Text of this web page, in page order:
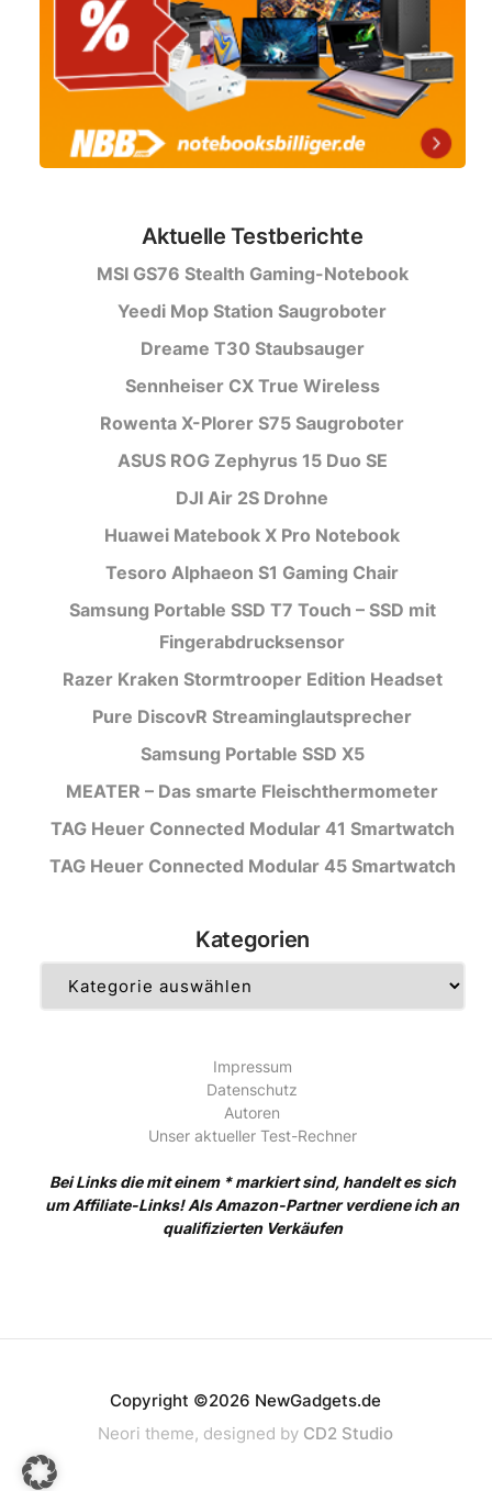
Aktuelle Testberichte
MSI GS76 Stealth Gaming-Notebook
Yeedi Mop Station Saugroboter
Dreame T30 Staubsauger
Sennheiser CX True Wireless
Rowenta X-Plorer S75 Saugroboter
ASUS ROG Zephyrus 15 Duo SE
DJI Air 2S Drohne
Huawei Matebook X Pro Notebook
Tesoro Alphaeon S1 Gaming Chair
Samsung Portable SSD T7 Touch – SSD mit
Fingerabdrucksensor
Razer Kraken Stormtrooper Edition Headset
Pure DiscovR Streaminglautsprecher
Samsung Portable SSD X5
MEATER – Das smarte Fleischthermometer
TAG Heuer Connected Modular 41 Smartwatch
TAG Heuer Connected Modular 45 Smartwatch
Kategorien
Impressum
Datenschutz
Autoren
Unser aktueller Test-Rechner
Bei Links die mit einem * markiert sind, handelt es sich
um Affiliate-Links! Als Amazon-Partner verdiene ich an
qualifizierten Verkäufen
Copyright ©2026 NewGadgets.de
Neori theme, designed by CD2 Studio